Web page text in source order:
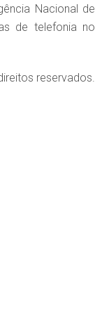
Nacional de
de telefonia no
reservados.